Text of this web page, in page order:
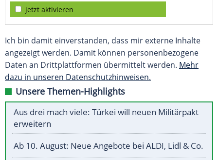
jetzt aktivieren
Ich bin damit einverstanden, dass mir externe Inhalte
angezeigt werden. Damit können personenbezogene
Daten an Drittplattformen übermittelt werden. Mehr
dazu in unseren Datenschutzhinweisen.
Unsere Themen-Highlights
Aus drei mach viele: Türkei will neuen Militärpakt
erweitern
Ab 10. August: Neue Angebote bei ALDI, Lidl & Co.